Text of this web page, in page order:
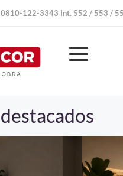
0810-122-3343 Int. 552 / 553 /
destacados